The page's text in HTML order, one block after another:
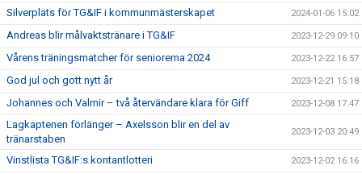
Silverplats för TG&IF i kommunmästerskapet 2024-01-06 15:02
Andreas blir målvaktstränare i TG&IF 2023-12-29 09:10
Vårens träningsmatcher för seniorerna 2024 2023-12-22 16:57
God jul och gott nytt år 2023-12-21 15:18
Johannes och Valmir – två återvändare klara för Giff 2023-12-08 17:47
Lagkaptenen förlänger – Axelsson blir en del av
tränarstaben
2023-12-03 20:49
Vinstlista TG&IF:s kontantlotteri 2023-12-02 16:16